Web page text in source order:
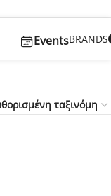
EventsBRANDS